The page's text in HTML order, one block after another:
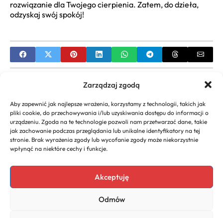
Zarządzaj zgodą
Aby zapewnić jak najlepsze wrażenia, korzystamy z technologii, takich jak
pliki cookie, do przechowywania i/lub uzyskiwania dostępu do informacji o
urządzeniu. Zgoda na te technologie pozwoli nam przetwarzać dane, takie
jak zachowanie podczas przeglądania lub unikalne identyfikatory na tej
stronie. Brak wyrażenia zgody lub wycofanie zgody może niekorzystnie
wpłynąć na niektóre cechy i funkcje.
Akceptuję
Odmów
rozwiązanie dla Twojego cierpienia. Zatem, do dzieła,
odzyskaj swój spokój!
Horoskop dla Byka: Miłość, Kariera, Finanse,
Zdrowie – Pełna Prognoza Astrologiczna
Najlepsze Kremy pod Oczy: Ranking i Jak Wybrać
Idealny Produkt na Zmarszczki, Cienie i Opuchliznę
Copyright 2026. All rights